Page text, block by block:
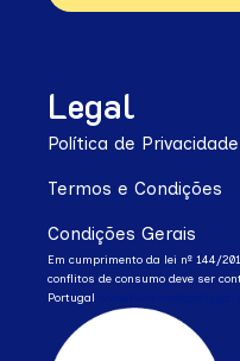
Legal
Política de
Termos e Condições
Condições Gerais
Em cumprimento da lei nº 144/
conflitos de consumo deve ser
Portugal